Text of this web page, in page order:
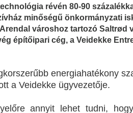
révén 80-90
minőségű önkormányzati
városhoz tartozó Saltrød
építőipari cég, a Veidekke
energiahatékony
a Veidekke ügyvezetője.
annyit lehet tudni,